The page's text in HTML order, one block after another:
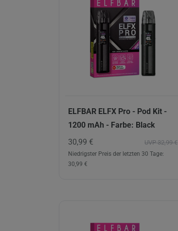
ELFBAR ELFX Pro - Pod Kit -
1200 mAh - Farbe: Black
UVP 32,99 €
30,99 €
Niedrigster Preis der letzten 30 Tage:
30,99 €